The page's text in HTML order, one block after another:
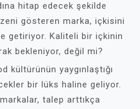
hitap edecek şekilde
gösteren marka, içkisini
getiriyor. Kaliteli bir içkinin
bekleniyor, değil mi?
kültürünün yaygınlaştığı
bir lüks haline geliyor.
talep arttıkça